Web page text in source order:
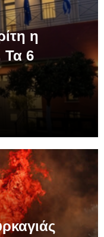
η
Τα 6